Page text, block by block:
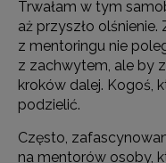
Trwałam w tym
aż przyszło
z mentoringu nie
z zachwytem, ale by
kroków dalej. Kogoś,
podzielić.
Często,
na mentorów osoby,